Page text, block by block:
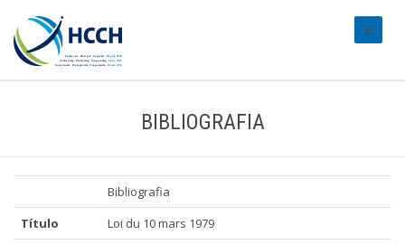
BIBLIOGRAFIA
Bibliografia
Título
Loi du 10 mars 1979